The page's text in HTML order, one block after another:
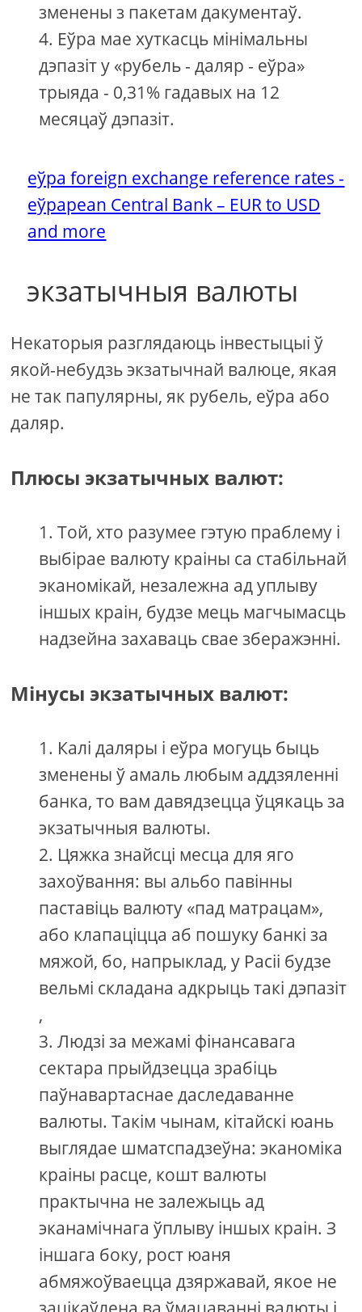
зменены з пакетам дакументаў.
Еўра мае хуткасць мінімальны
дэпазіт у «рубель - даляр - еўра»
трыяда - 0,31% гадавых на 12
месяцаў дэпазіт.
еўра foreign exchange reference rates -
еўраpean Central Bank – EUR to USD
and more
экзатычныя валюты
Некаторыя разглядаюць інвестыцыі ў
якой-небудзь экзатычнай валюце, якая
не так папулярны, як рубель, еўра або
даляр.
Плюсы экзатычных валют:
Той, хто разумее гэтую праблему і
выбірае валюту краіны са стабільнай
эканомікай, незалежна ад уплыву
іншых краін, будзе мець магчымасць
надзейна захаваць свае зберажэнні.
Мінусы экзатычных валют:
Калі даляры і еўра могуць быць
зменены ў амаль любым аддзяленні
банка, то вам давядзецца ўцякаць за
экзатычныя валюты.
Цяжка знайсці месца для яго
захоўвання: вы альбо павінны
паставіць валюту «пад матрацам»,
або клапаціцца аб пошуку банкі за
мяжой, бо, напрыклад, у Расіі будзе
вельмі складана адкрыць такі дэпазіт
,
Людзі за межамі фінансавага
сектара прыйдзецца зрабіць
паўнавартаснае даследаванне
валюты. Такім чынам, кітайскі юань
выглядае шматспадзеўна: эканоміка
краіны расце, кошт валюты
практычна не залежыць ад
эканамічнага ўплыву іншых краін. З
іншага боку, рост юаня
абмяжоўваецца дзяржавай, якое не